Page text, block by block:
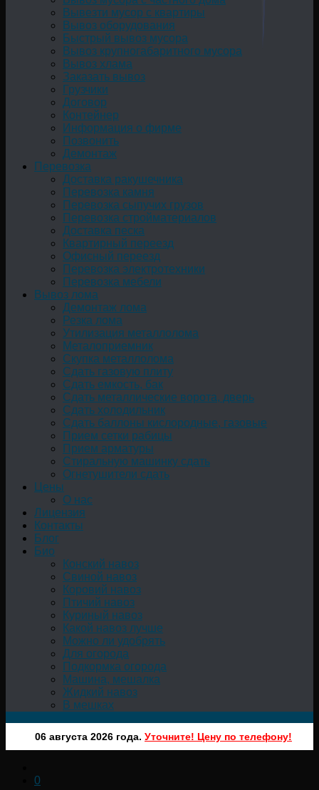
Вывезти мусор с квартиры
Вывоз оборудования
Быстрый вывоз мусора
Вывоз крупногабаритного мусора
Вывоз хлама
Заказать вывоз
Грузчики
Договор
Контейнер
Информация о фирме
Позвонить
Демонтаж
Перевозка
Доставка ракушечника
Перевозка камня
Перевозка сыпучих грузов
Перевозка стройматериалов
Доставка песка
Квартирный переезд
Офисный переезд
Перевозка электротехники
Перевозка мебели
Вывоз лома
Демонтаж лома
Резка лома
Утилизация металлолома
Металоприемник
Скупка металлолома
Сдать газовую плиту
Сдать емкость, бак
Cдать металлические ворота, дверь
Сдать холодильник
Сдать баллоны кислородные, газовые
Прием сетки рабицы
Прием арматуры
Стиральную машинку сдать
Огнетушители сдать
Цены
О нас
Лицензия
Контакты
Блог
Био
Конский навоз
Свиной навоз
Коровий навоз
Птичий навоз
Куриный навоз
Какой навоз лучше
Можно ли удобрять
Для огорода
Подкормка огорода
Машина, мешалка
Жидкий навоз
В мешках
06 августа 2026 года. Уточните! Цену по телефону!
0